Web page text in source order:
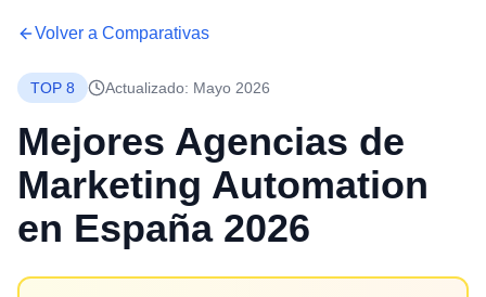
Volver a Comparativas
TOP 8 Actualizado: Mayo 2026
Mejores Agencias de
Marketing Automation
en España 2026